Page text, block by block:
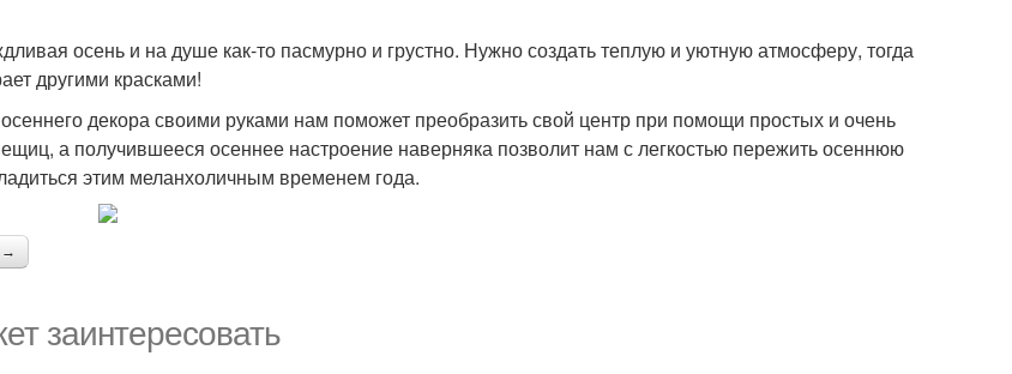
осень и на душе как-то пасмурно и грустно. Нужно создать теплую и уютную атмосферу, тогда
другими красками!
декора своими руками нам поможет преобразить свой центр при помощи простых и очень
а получившееся осеннее настроение наверняка позволит нам с легкостью пережить осеннюю
этим меланхоличным временем года.
→
заинтересовать